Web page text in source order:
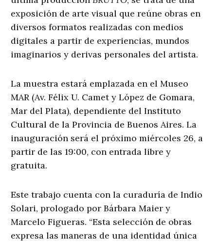
exposición de arte visual que reúne obras en
diversos formatos realizadas con medios
digitales a partir de experiencias, mundos
imaginarios y derivas personales del artista.
La muestra estará emplazada en el Museo
MAR (Av. Félix U. Camet y López de Gomara,
Mar del Plata), dependiente del Instituto
Cultural de la Provincia de Buenos Aires. La
inauguración será el próximo miércoles 26, a
partir de las 19:00, con entrada libre y
gratuita.
Este trabajo cuenta con la curaduría de Indio
Solari, prologado por Bárbara Maier y
Marcelo Figueras. “Esta selección de obras
expresa las maneras de una identidad única